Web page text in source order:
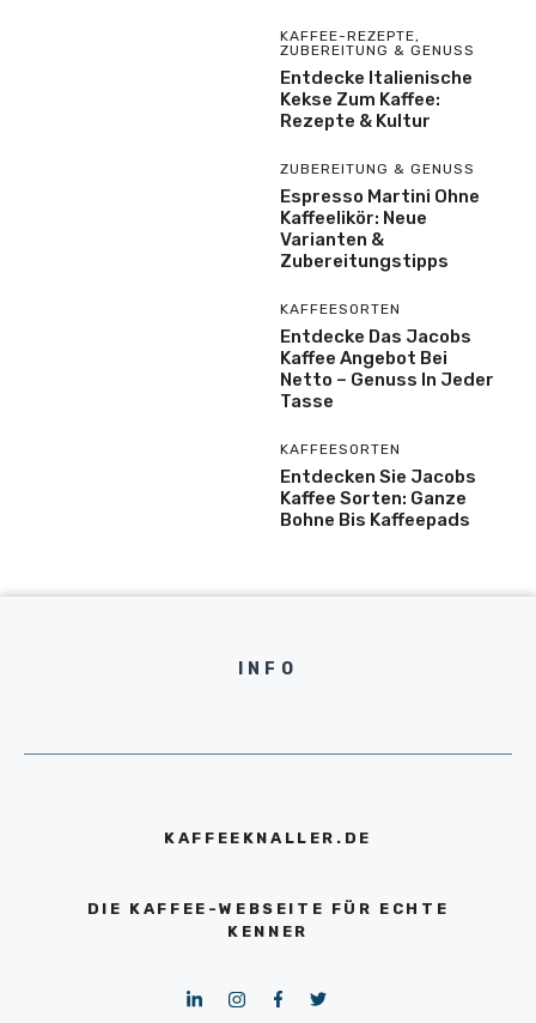
KAFFEE-REZEPTE,
ZUBEREITUNG & GENUSS
Entdecke Italienische
Kekse Zum Kaffee:
Rezepte & Kultur
ZUBEREITUNG & GENUSS
Espresso Martini Ohne
Kaffeelikör: Neue
Varianten &
Zubereitungstipps
KAFFEESORTEN
Entdecke Das Jacobs
Kaffee Angebot Bei
Netto – Genuss In Jeder
Tasse
KAFFEESORTEN
Entdecken Sie Jacobs
Kaffee Sorten: Ganze
Bohne Bis Kaffeepads
INFO
KAFFEEKNALLER.DE
DIE KAFFEE-WEBSEITE FÜR ECHTE
KENNER